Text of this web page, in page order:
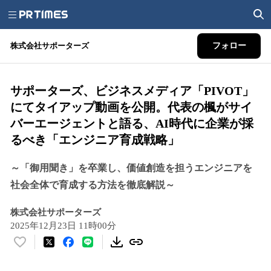
株式会社サポーターズ フォロー
サポーターズ、ビジネスメディア「PIVOT」
にてタイアップ動画を公開。代表の楓がサイ
バーエージェントと語る、AI時代に企業が採
るべき「エンジニア育成戦略」
～「御用聞き」を卒業し、価値創造を担うエンジニアを
社会全体で育成する方法を徹底解説～
株式会社サポーターズ
2025年12月23日 11時00分
い